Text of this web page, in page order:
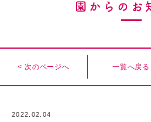
園からのお
< 次のページへ 一覧へ戻る
2022.02.04